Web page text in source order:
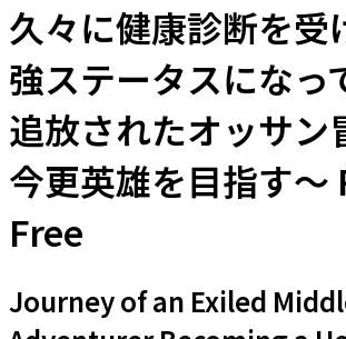
久々に健康診断を受
強ステータスになっ
追放されたオッサン
今更英雄を目指す～
Free
Journey of an Exiled